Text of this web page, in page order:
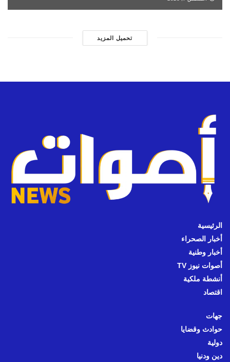
تحميل المزيد
الرئيسية
أخبار الصحراء
أخبار وطنية
أصوات نيوز TV
أنشطة ملكية
اقتصاد
جهات
حوادث وقضايا
دولية
دين ودنيا